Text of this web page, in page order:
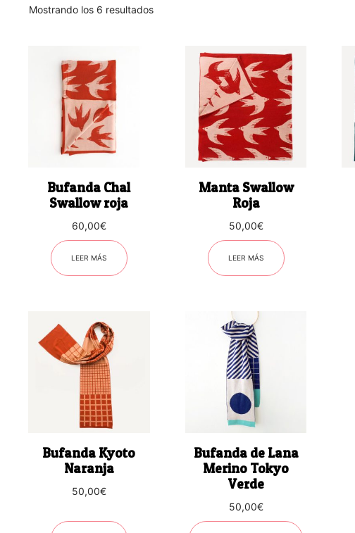
Mostrando los 6 resultadosOrdenado
Bufanda Chal
Swallow roja
60,00€
LEER MÁS
Manta Swallow
Roja
50,00€
LEER MÁS
Bufanda Kyoto
Naranja
50,00€
Bufanda de Lana
Merino Tokyo
Verde
50,00€